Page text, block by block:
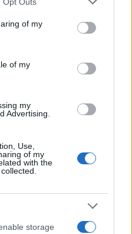
by us to third parties
uses one or more Google
information including but
behaviour. You may click to
and its third-party tags to
of my
of my
my
Advertising.
Use,
of my
with the
storage
UK